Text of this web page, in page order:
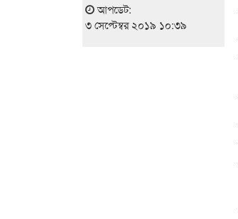
আপডেট:
৩ সেপ্টেম্বর ২০১৯ ১০:৩৯